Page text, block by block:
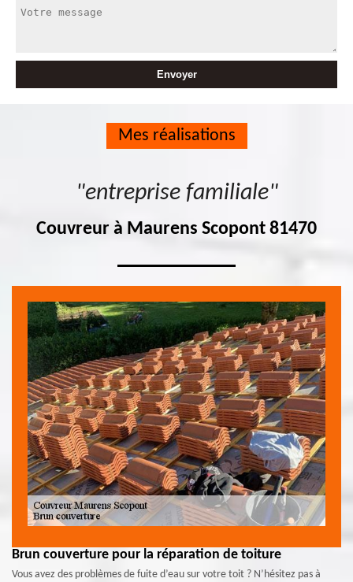
Mes réalisations
"entreprise familiale"
Couvreur à Maurens Scopont 81470
Brun couverture pour la réparation de toiture
Vous avez des problèmes de fuite d’eau sur votre toit ? N’hésitez pas à